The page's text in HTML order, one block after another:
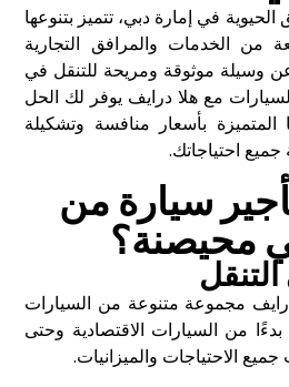
في إمارة دبي، تتميز بتنوعها
من الخدمات والمرافق التجارية
وسيلة موثوقة ومريحة للتنقل في
مع هلا درايف يوفر لك الحل
المتميزة بأسعار منافسة وتشكيلة
احتياجاتك.
سيارة من
محيصنة؟
مجموعة متنوعة من السيارات
من السيارات الاقتصادية وحتى
الاحتياجات والميزانيات.